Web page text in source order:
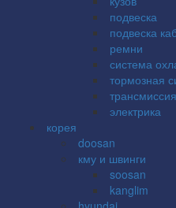
подвеска
подвеска
ремни
система
тормозная
трансмиссия
электрика
корея
doosan
кму и швинги
soosan
kanglim